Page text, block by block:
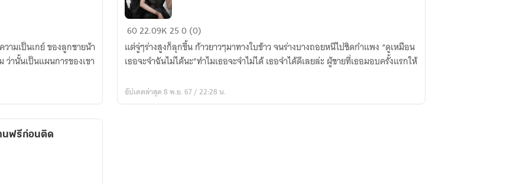
ามเป็นเกย์ ของลูกชายน้า
ว่านั้นเป็นแผนการของเขา
เลขา
ขยี้
รัก
6022.09K250 (0)
แต่จู่ๆร่างสูงก็ลุกขึ้น ก้าวยาวๆมาทางใบข้าว จนร่างบางถอยหนีไปชิดกำแพง “ดูเหมือน
เธอจะจำฉันไม่ได้นะ”ทำไมเธอจะจำไม่ได้ เธอจำได้ดีเลยล่ะ ผู้ชายที่เธอมอบครั้งแรกให้
อัปเดตล่าสุด 8 พ.ย. 67 / 22:28 น.
นฟรีก่อนติด